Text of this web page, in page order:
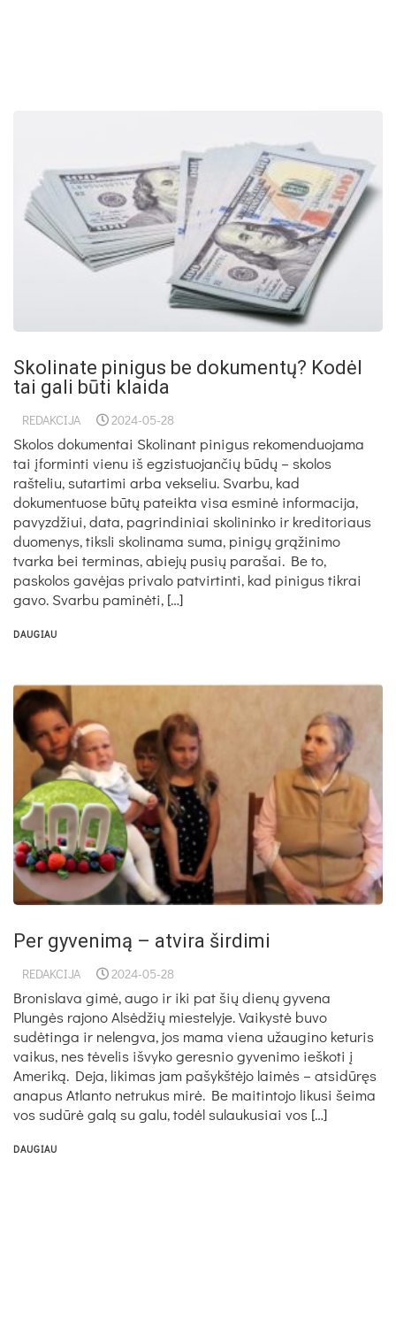
Skolinate pinigus be dokumentų? Kodėl
tai gali būti klaida
REDAKCIJA 2024-05-28
Skolos dokumentai Skolinant pinigus rekomenduojama
tai įforminti vienu iš egzistuojančių būdų – skolos
rašteliu, sutartimi arba vekseliu. Svarbu, kad
dokumentuose būtų pateikta visa esminė informacija,
pavyzdžiui, data, pagrindiniai skolininko ir kreditoriaus
duomenys, tiksli skolinama suma, pinigų grąžinimo
tvarka bei terminas, abiejų pusių parašai. Be to,
paskolos gavėjas privalo patvirtinti, kad pinigus tikrai
gavo. Svarbu paminėti, […]
DAUGIAU
Per gyvenimą – atvira širdimi
REDAKCIJA 2024-05-28
Bronislava gimė, augo ir iki pat šių dienų gyvena
Plungės rajono Alsėdžių miestelyje. Vaikystė buvo
sudėtinga ir nelengva, jos mama viena užaugino keturis
vaikus, nes tėvelis išvyko geresnio gyvenimo ieškoti į
Ameriką. Deja, likimas jam pašykštėjo laimės – atsidūręs
anapus Atlanto netrukus mirė. Be maitintojo likusi šeima
vos sudūrė galą su galu, todėl sulaukusiai vos […]
DAUGIAU